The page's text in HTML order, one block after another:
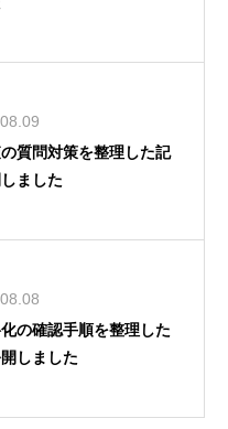
質問対策を整理した記
ました
の確認手順を整理した
しました